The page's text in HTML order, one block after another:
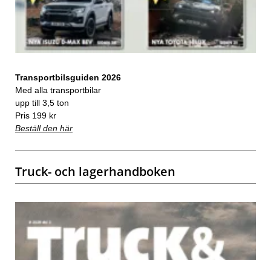
Transportbilsguiden 2026
Med alla transportbilar
upp till 3,5 ton
Pris 199 kr
Beställ den här
Truck- och lagerhandboken